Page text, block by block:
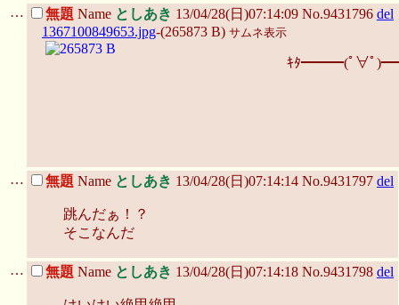
… 無題 Name としあき 13/04/28(日)07:14:09 No.9431796 del
1367100849653.jpg-(265873 B) サムネ表示
ｷﾀ━━━(ﾟ∀ﾟ
… 無題 Name としあき 13/04/28(日)07:14:14 No.9431797 del
跳んだぁ！？
そこなんだ
… 無題 Name としあき 13/04/28(日)07:14:18 No.9431798 del